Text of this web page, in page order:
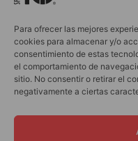
Para ofrecer las mejores
cookies para almacenar y/o
consentimiento de estas
el comportamiento de
sitio. No consentir o retirar el
negativamente a ciertas
INICIO
MUJER
HOMBRE
INFANTIL